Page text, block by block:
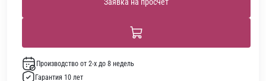
Заявка на просчет
Производство от 2-х до 8 недель
Гарантия 10 лет